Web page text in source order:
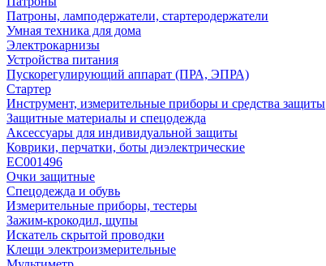
Патроны, ламподержатели, стартеродержатели
Умная техника для дома
Электрокарнизы
Устройства питания
Пускорегулирующий аппарат (ПРА, ЭПРА)
Стартер
Инструмент, измерительные приборы и средства защиты
Защитные материалы и спецодежда
Аксессуары для индивидуальной защиты
Коврики, перчатки, боты диэлектрические
EC001496
Очки защитные
Спецодежда и обувь
Измерительные приборы, тестеры
Зажим-крокодил, щупы
Искатель скрытой проводки
Клещи электроизмерительные